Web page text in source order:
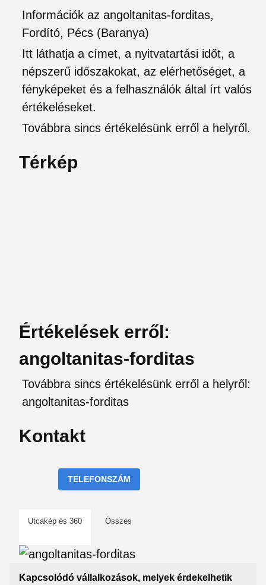
Információk az angoltanitas-forditas,
Fordító, Pécs (Baranya)
Itt láthatja a címet, a nyitvatartási időt, a
népszerű időszakokat, az elérhetőséget, a
fényképeket és a felhasználók által írt valós
értékeléseket.
Továbbra sincs értékelésünk erről a helyről.
Térkép
Értékelések erről:
angoltanitas-forditas
Továbbra sincs értékelésünk erről a helyről:
angoltanitas-forditas
Kontakt
TELEFONSZÁM
Utcakép és 360 Összes
Kapcsolódó vállalkozások, melyek érdekelhetik